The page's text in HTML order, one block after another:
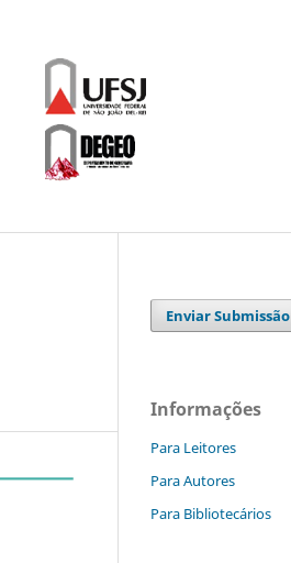
Enviar Submissão
Informações
Para Leitores
Para Autores
Para Bibliotecários